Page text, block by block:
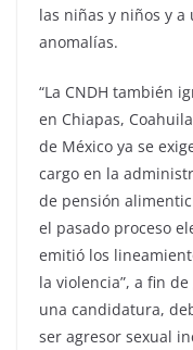
las niñas y niños y
anomalías.
“La CNDH también
en Chiapas,
de México ya se
cargo en la
de pensión
el pasado proceso
emitió los
la violencia”, a fin
una candidatura,
ser agresor sexual